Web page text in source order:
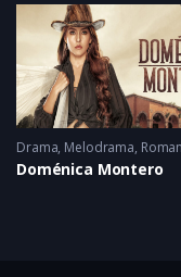
Drama, Melodrama,
Doménica Montero